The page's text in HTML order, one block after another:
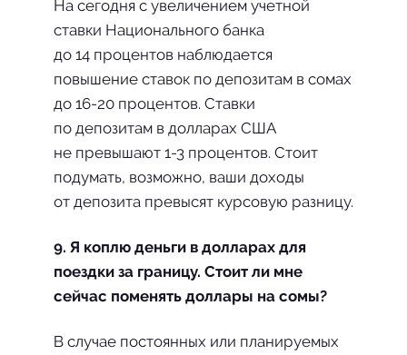
На сегодня с увеличением учетной
ставки Национального банка
до 14 процентов наблюдается
повышение ставок по депозитам в сомах
до 16-20 процентов. Ставки
по депозитам в долларах США
не превышают 1-3 процентов. Стоит
подумать, возможно, ваши доходы
от депозита превысят курсовую разницу.
9. Я коплю деньги в долларах для
поездки за границу. Стоит ли мне
сейчас поменять доллары на сомы?
В случае постоянных или планируемых